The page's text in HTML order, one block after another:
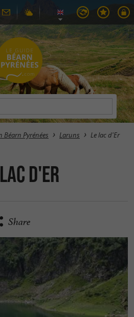
Béarn Pyrénées Laruns Le lac d'Er
d'Er
Share